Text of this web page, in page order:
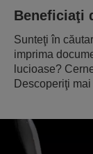
Beneficiaţi
Sunteţi în
imprima
lucioase?
Descoperiţi